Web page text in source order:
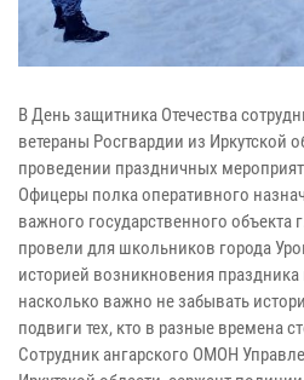
В День защитника Отечества
ветераны Росгвардии из Иркутской
проведении праздничных
Офицеры полка оперативного
важного государственного объекта
провели для школьников города
историей возникновения
насколько важно не забывать
подвиги тех, кто в разные времена
Сотрудник ангарского ОМОН